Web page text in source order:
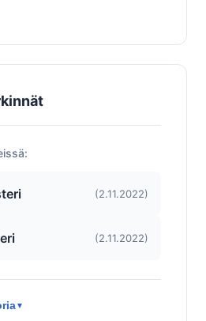
(2.11.2022)
(2.11.2022)
▼